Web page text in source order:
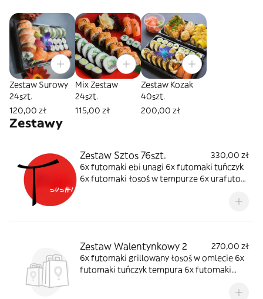
Zestaw Surowy
24szt.
120,00 zł
Mix Zestaw
24szt.
115,00 zł
Zestaw Kozak
40szt.
200,00 zł
Zestawy
Zestaw Sztos 76szt.
330,00 zł
6x futomaki ebi unagi 6x futomaki tuńczyk
6x futomaki łosoś w tempurze 6x urafuto
szparag 8x uramaki gravadlax 8x hosomaki
Zestaw Walentynkowy 2
270,00 zł
6x futomaki grillowany łosoś w omlecie 6x
futomaki tuńczyk tempura 6x futomaki